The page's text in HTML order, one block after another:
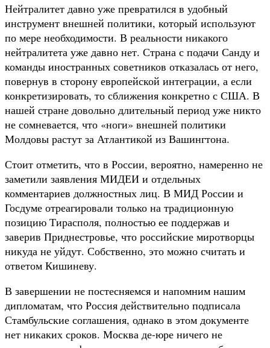
Нейтралитет давно уже превратился в удобный
инструмент внешней политики, который используют
по мере необходимости. В реальности никакого
нейтралитета уже давно нет. Страна с подачи Санду и
команды иностранных советников отказалась от него,
повернув в сторону европейской интеграции, а если
конкретизировать, то сближения конкретно с США. В
нашей стране довольно длительный период уже никто
не сомневается, что «ноги» внешней политики
Молдовы растут за Атлантикой из Вашингтона.
Стоит отметить, что в России, вероятно, намеренно не
заметили заявления МИДЕИ и отдельных
комментариев должностных лиц. В МИД России и
Госдуме отреагировали только на традиционную
позицию Тирасполя, полностью ее поддержав и
заверив Приднестровье, что российские миротворцы
никуда не уйдут. Собственно, это можно считать и
ответом Кишиневу.
В завершении не постесняемся и напомним нашим
дипломатам, что Россия действительно подписала
Стамбульские соглашения, однако в этом документе
нет никаких сроков. Москва де-юре ничего не